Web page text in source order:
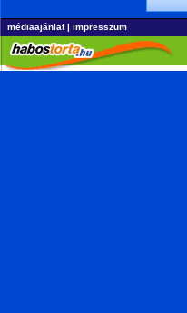
médiaajánlat| impresszum